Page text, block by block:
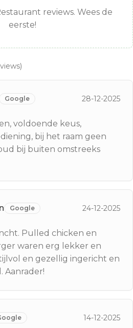
reviews. Wees de
eerste!
)
Google 28-12-2025
voldoende keus,
bij het raam geen
bij buiten omstreeks
Google 24-12-2025
Pulled chicken en
waren erg lekker en
en gezellig ingericht en
Aanrader!
14-12-2025